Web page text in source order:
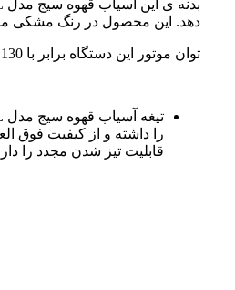
دهد. این محصول در رنگ مشکی
توان موتور این دستگاه برابر با 130 وات است که با توجه به ابعادی که این محصول دارد، توان نسبتا بالایی می باشد و با سرعتی بالا دانه های قهوه را آسیاب خواهد کرد.
را داشته و از کیفیت فوق
قابلیت تیز شدن مجدد را